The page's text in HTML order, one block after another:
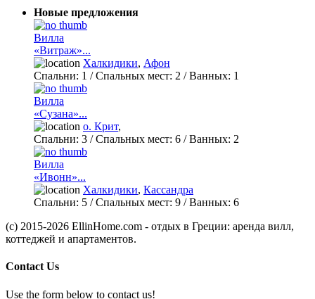
Новые предложения
Вилла
«Витраж»...
Халкидики, Афон
Спальни: 1 / Спальных мест: 2 /Ванных: 1
Вилла
«Сузана»...
о. Крит,
Спальни: 3 / Спальных мест: 6 /Ванных: 2
Вилла
«Ивонн»...
Халкидики, Кассандра
Спальни: 5 / Спальных мест: 9 /Ванных: 6
(c) 2015-2026 EllinHome.com - отдых в Греции: аренда вилл,
коттеджей и апартаментов.
Contact Us
Use the form below to contact us!